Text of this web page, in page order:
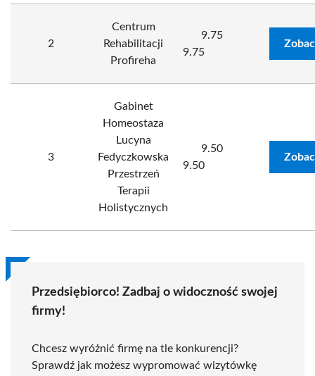
2
Centrum
Rehabilitacji
Profireha
9.75
9.75
3
Gabinet
Homeostaza
Lucyna
Fedyczkowska
Przestrzeń
Terapii
Holistycznych
9.50
9.50
Przedsiębiorco! Zadbaj o widoczność swojej
firmy!
Chcesz wyróżnić firmę na tle konkurencji?
Sprawdź jak możesz wypromować wizytówkę